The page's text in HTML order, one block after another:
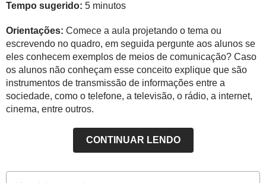
Tempo sugerido: 5 minutos
Orientações: Comece a aula projetando o tema ou
escrevendo no quadro, em seguida pergunte aos alunos se
eles conhecem exemplos de meios de comunicação? Caso
os alunos não conheçam esse conceito explique que são
instrumentos de transmissão de informações entre a
sociedade, como o telefone, a televisão, o rádio, a internet,
cinema, entre outros.
CONTINUAR LENDO